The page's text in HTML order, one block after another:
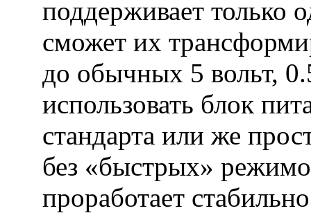
поддерживает только
сможет их
до обычных 5 вольт,
использовать блок
стандарта или же
без «быстрых»
проработает